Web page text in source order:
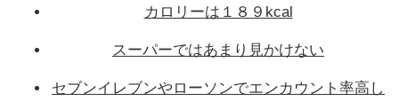
カロリーは１８９kcal
スーパーではあまり見かけない
セブンイレブンやローソンでエンカウント率高し